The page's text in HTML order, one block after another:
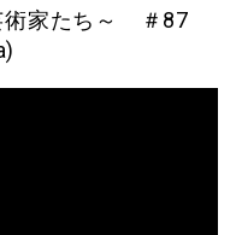
術家たち～ ＃87